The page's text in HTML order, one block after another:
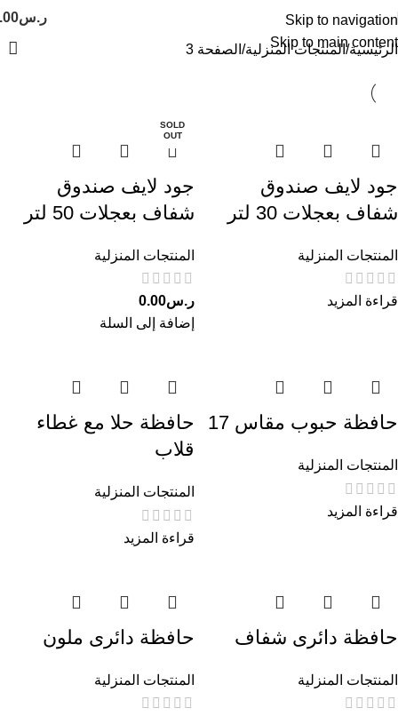
Skip to navigation
Skip to main content
ر.س
الرئيسية المنتجات المنزلية الصفحة 3
جود لايف صندوق
شفاف بعجلات 30 لتر
المنتجات المنزلية
قراءة المزيد
جود لايف صندوق
شفاف بعجلات 50 لتر
المنتجات المنزلية
ر.س0.00
إضافة إلى السلة
حافظة حبوب مقاس 17
المنتجات المنزلية
قراءة المزيد
حافظة حلا مع غطاء
قلاب
المنتجات المنزلية
قراءة المزيد
حافظة دائرى شفاف
المنتجات المنزلية
حافظة دائرى ملون
المنتجات المنزلية
SOLD
OUT